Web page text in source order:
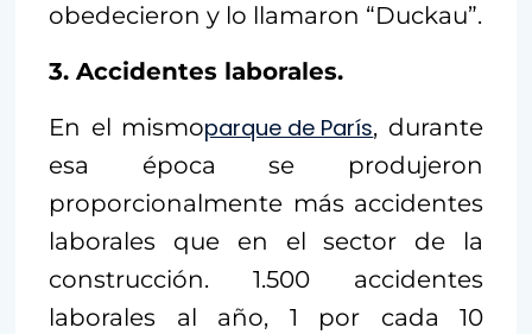
obedecieron y lo llamaron “Duckau”.
3. Accidentes laborales.
En el mismoparque de París, durante
esa época se produjeron
proporcionalmente más accidentes
laborales que en el sector de la
construcción. 1.500 accidentes
laborales al año, 1 por cada 10